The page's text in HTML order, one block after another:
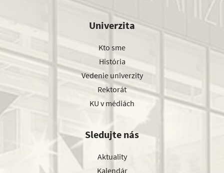
Univerzita
Kto sme
História
Vedenie univerzity
Rektorát
KU v médiách
Sledujte nás
Aktuality
Kalendár